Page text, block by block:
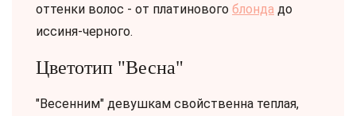
оттенки волос - от платинового блонда до
иссиня-черного.
Цветотип "Весна"
"Весенним" девушкам свойственна теплая,